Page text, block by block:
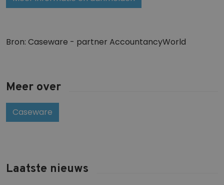
Bron: Caseware - partner AccountancyWorld
Meer over
Caseware
Laatste nieuws